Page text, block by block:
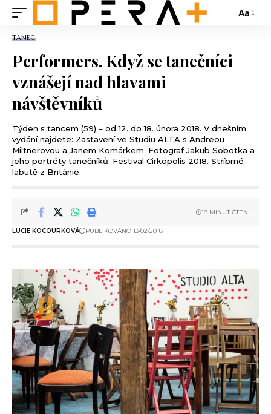
Aa
TANEC
Performers. Když se tanečníci
vznášejí nad hlavami
návštěvníků
Týden s tancem (59) – od 12. do 18. února 2018. V dnešním
vydání najdete: Zastavení ve Studiu ALTA s Andreou
Miltnerovou a Janem Komárkem. Fotograf Jakub Sobotka a
jeho portréty tanečníků. Festival Cirkopolis 2018. Stříbrné
labutě z Británie.
LUCIE KOCOURKOVÁ PUBLIKOVÁNO 13/02/2018
18 MINUT ČTENÍ